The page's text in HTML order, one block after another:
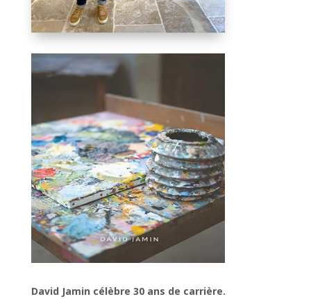
David Jamin célèbre 30 ans de carrière.